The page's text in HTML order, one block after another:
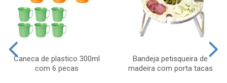
Caneca de plastico 300ml
com 6 pecas
Bandeja petisqueira de
madeira com porta tacas